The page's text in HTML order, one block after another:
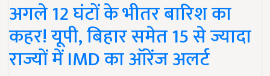
अगले 12 घंटों के भीतर बारिश का
कहर! यूपी, बिहार समेत 15 से ज्यादा
राज्यों में IMD का ऑरेंज अलर्ट